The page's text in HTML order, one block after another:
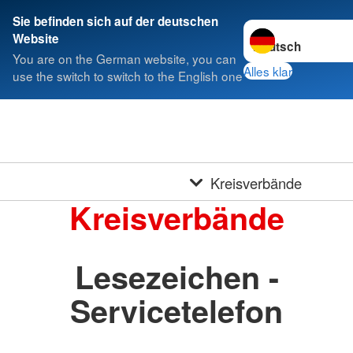
Sie befinden sich auf der deutschen
Website
You are on the German website, you can
use the switch to switch to the English one
Sprache wechseln
Alles klar
Kreisverbände
Kreisverbände
Lesezeichen -
Servicetelefon